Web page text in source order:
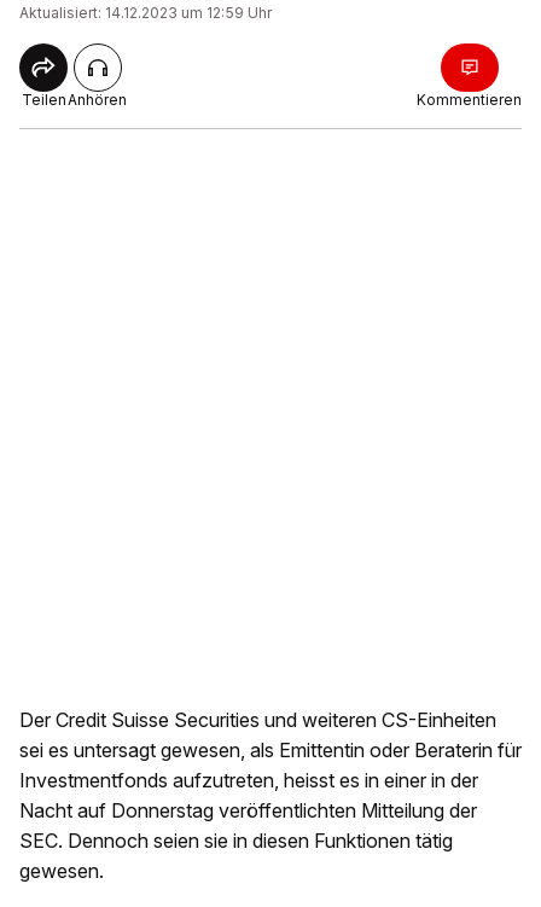
Aktualisiert: 14.12.2023 um 12:59 Uhr
TeilenAnhören Kommentieren
Der Credit Suisse Securities und weiteren CS-Einheiten
sei es untersagt gewesen, als Emittentin oder Beraterin für
Investmentfonds aufzutreten, heisst es in einer in der
Nacht auf Donnerstag veröffentlichten Mitteilung der
SEC. Dennoch seien sie in diesen Funktionen tätig
gewesen.